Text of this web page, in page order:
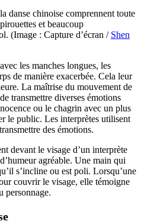
danse chinoise comprennent toute
et beaucoup
(Image : Capture d’écran / Shen
les manches longues, les
de manière exacerbée. Cela leur
La maîtrise du mouvement de
transmettre diverses émotions
ou le chagrin avec un plus
le public. Les interprètes utilisent
des émotions.
devant le visage d’un interprète
agréable. Une main qui
s’incline ou est poli. Lorsqu’une
couvrir le visage, elle témoigne
personnage.